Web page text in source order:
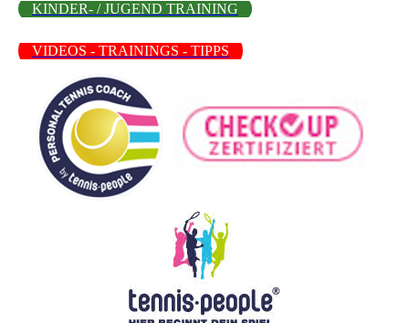
KINDER- / JUGEND TRAINING
VIDEOS - TRAININGS - TIPPS